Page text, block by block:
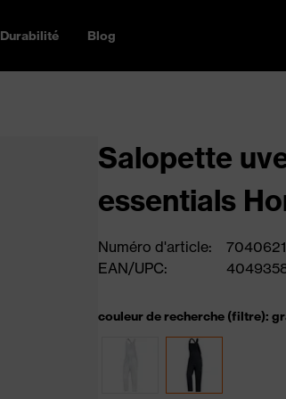
Durabilité Blog
Salopette
essentials
Numéro d'article:
7040621
EAN/UPC:
couleur de recherche (filtre):